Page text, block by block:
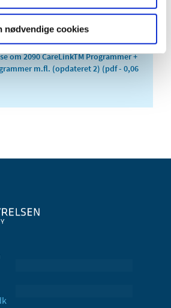
nødvendige cookies
om 2090 CareLinkTM Programmer +
m.fl. (opdateret)
om 2090 CareLinkTM Programmer +
m.fl. (opdateret 2) (pdf - 0,06